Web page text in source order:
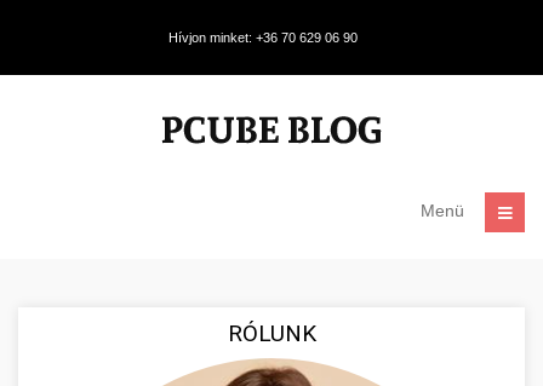
Hívjon minket: +36 70 629 06 90
Menü
RÓLUNK